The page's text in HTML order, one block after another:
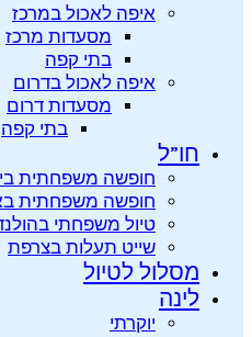
איפה לאכול במרכז
מסעדות מרכז
בתי קפה
איפה לאכול בדרום
מסעדות דרום
בתי קפה
חו”ל
חופשה משפחתית
חופשה משפחתית
טיול משפחתי
שייט תעלות בצרפת
מסלול לטיול
לינה
יוקרתי